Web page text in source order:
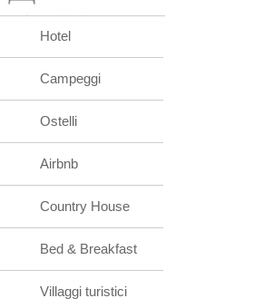
Hotel
Campeggi
Ostelli
Airbnb
Country House
Bed & Breakfast
Villaggi turistici